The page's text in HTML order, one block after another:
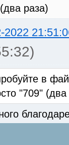
раза)
2022
в
"709" (два